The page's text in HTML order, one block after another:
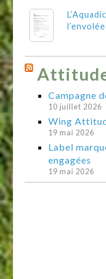
Campagne
10 juillet 2026
Wing
19 mai 2026
Label
engagées
19 mai 2026